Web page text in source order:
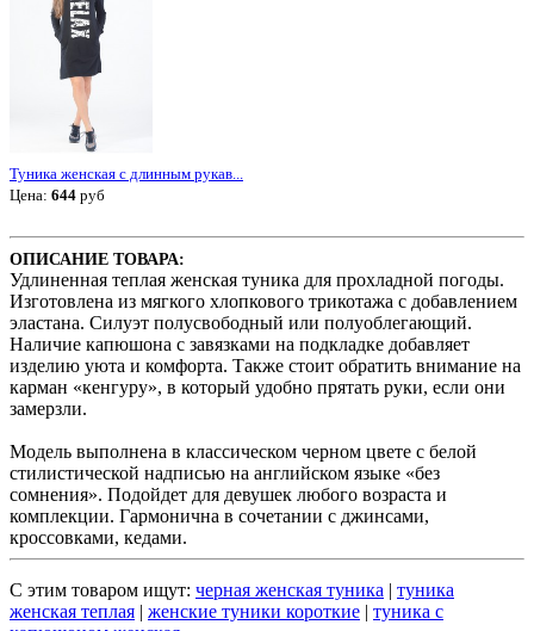
Туника женская с длинным рукав...
Цена: 644 руб
ОПИСАНИЕ ТОВАРА:
Удлиненная теплая женская туника для прохладной погоды.
Изготовлена из мягкого хлопкового трикотажа с добавлением
эластана. Силуэт полусвободный или полуоблегающий.
Наличие капюшона с завязками на подкладке добавляет
изделию уюта и комфорта. Также стоит обратить внимание на
карман «кенгуру», в который удобно прятать руки, если они
замерзли.
Модель выполнена в классическом черном цвете с белой
стилистической надписью на английском языке «без
сомнения». Подойдет для девушек любого возраста и
комплекции. Гармонична в сочетании с джинсами,
кроссовками, кедами.
С этим товаром ищут: черная женская туника | туника
женская теплая | женские туники короткие | туника с